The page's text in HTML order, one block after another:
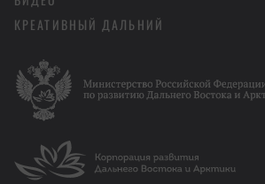
КРЕАТИВНЫЙ ДАЛЬНИЙ